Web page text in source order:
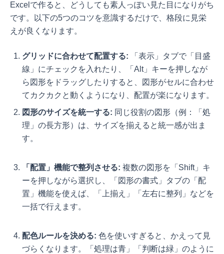
Excelで作ると、どうしても素人っぽい見た目になりがち
です。以下の5つのコツを意識するだけで、格段に見栄
えが良くなります。
グリッドに合わせて配置する: 「表示」タブで「目盛
線」にチェックを入れたり、「Alt」キーを押しなが
ら図形をドラッグしたりすると、図形がセルに合わせ
てカクカクと動くようになり、配置が楽になります。
図形のサイズを統一する: 同じ役割の図形（例：「処
理」の長方形）は、サイズを揃えると統一感が出ま
す。
「配置」機能で整列させる: 複数の図形を「Shift」キ
ーを押しながら選択し、「図形の書式」タブの「配
置」機能を使えば、「上揃え」「左右に整列」などを
一括で行えます。
配色ルールを決める: 色を使いすぎると、かえって見
づらくなります。「処理は青」「判断は緑」のように